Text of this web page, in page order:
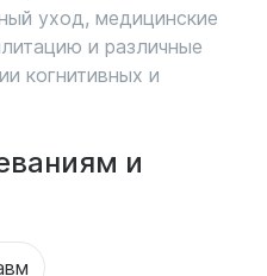
уход, медицинские
и различные
когнитивных и
и